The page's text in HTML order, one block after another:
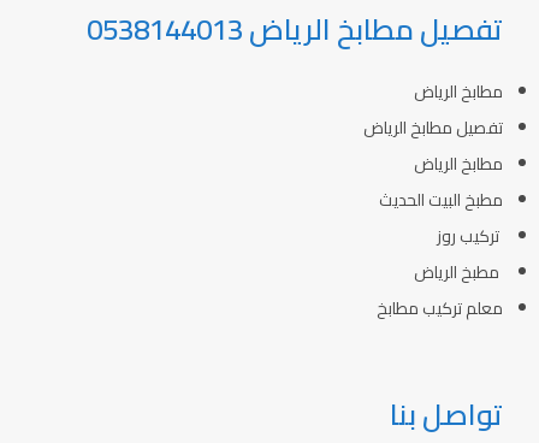
تفصيل مطابخ الرياض 0538144013
مطابخ الرياض
تفصيل مطابخ الرياض
مطابخ الرياض
مطبخ البيت الحديث
تركيب روز
مطبخ الرياض
معلم تركيب مطابخ
تواصل بنا